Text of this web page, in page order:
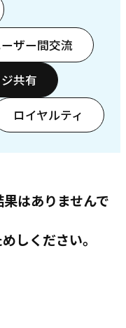
ザー間交流
共有
ロイヤルティ
はありませんで
しください。